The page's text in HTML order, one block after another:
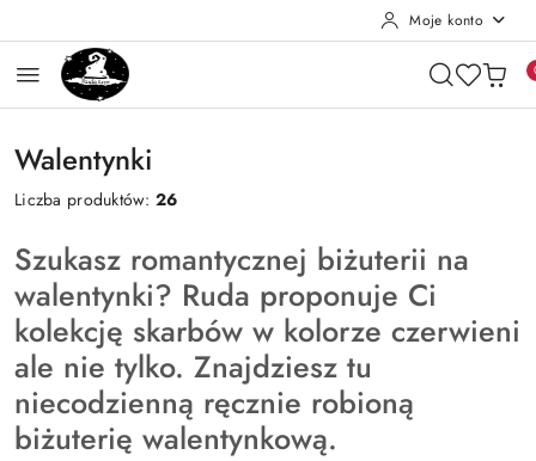
Moje konto
Walentynki
Liczba produktów:26
Szukasz romantycznej biżuterii na
walentynki? Ruda proponuje Ci
kolekcję skarbów w kolorze czerwieni
ale nie tylko. Znajdziesz tu
niecodzienną ręcznie robioną
biżuterię walentynkową.